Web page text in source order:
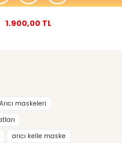
1.900,00 TL
Arıcı maskeleri
arıcı kelle maske